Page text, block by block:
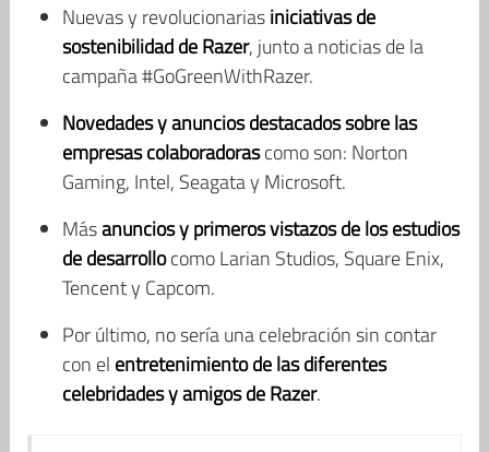
Nuevas y revolucionariasiniciativas de
sostenibilidad de Razer, junto a noticias de la
campaña #GoGreenWithRazer.
Novedades y anuncios destacados sobre las
empresas colaboradorascomo son: Norton
Gaming, Intel, Seagata y Microsoft.
Másanuncios y primeros vistazos de los estudios
de desarrollocomo Larian Studios, Square Enix,
Tencent y Capcom.
Por último, no sería una celebración sin contar
con el entretenimiento de las diferentes
celebridades y amigos de Razer.